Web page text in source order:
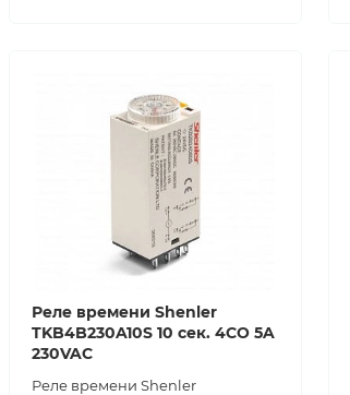
Реле времени Shenler
TKB4B230A10S 10 сек. 4CO 5A
230VAC
Реле времени Shenler